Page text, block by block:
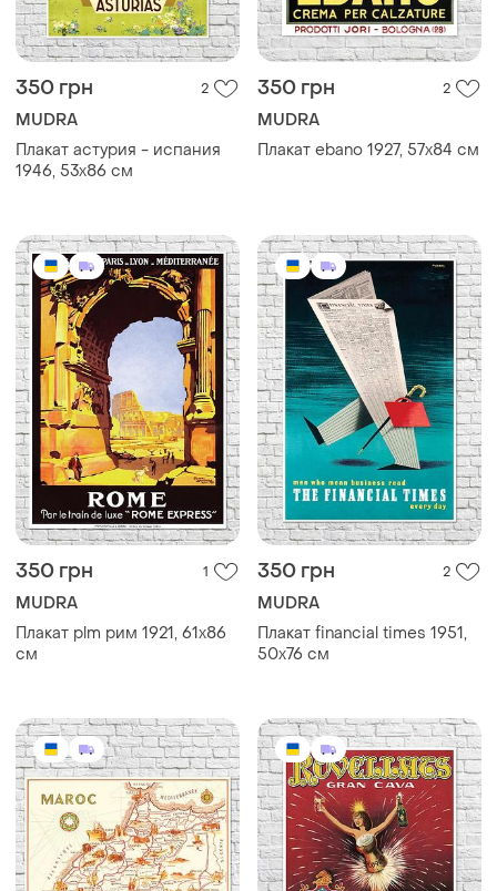
350 грн 2
MUDRA
Плакат астурия - испания
1946, 53х86 см
350 грн 2
MUDRA
Плакат ebano 1927, 57х84 см
350 грн 1
MUDRA
Плакат plm рим 1921, 61х86
см
350 грн 2
MUDRA
Плакат financial times 1951,
50х76 см